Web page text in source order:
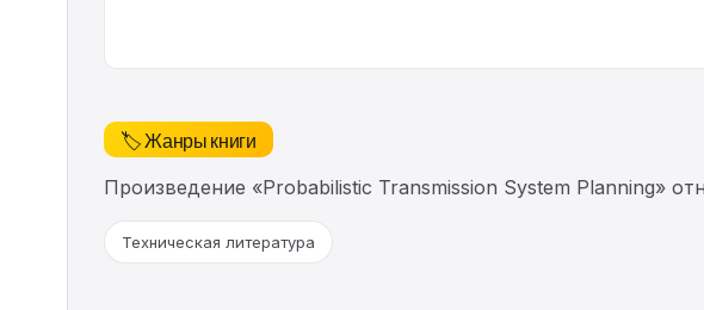
🏷️ Жанры книги
Произведение «Probabilistic Transmission System Planning»
Техническая литература